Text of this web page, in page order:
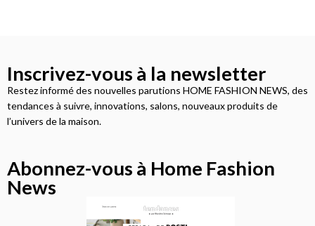
Inscrivez-vous à la newsletter
Restez informé des nouvelles parutions HOME FASHION NEWS, des
tendances à suivre, innovations, salons, nouveaux produits de
l’univers de la maison.
Abonnez-vous à Home Fashion
News